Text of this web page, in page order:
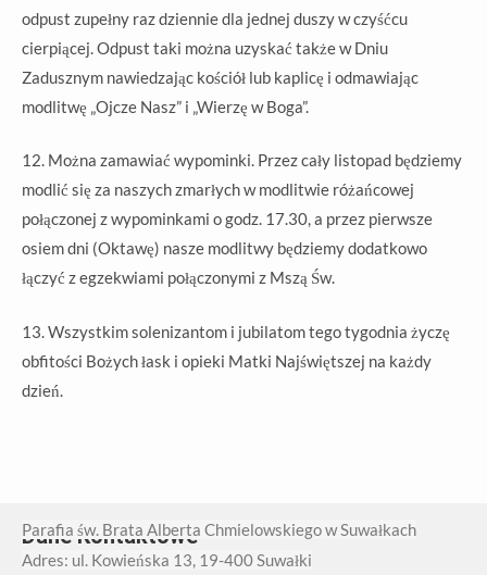
odpust zupełny raz dziennie dla jednej duszy w czyśćcu
cierpiącej. Odpust taki można uzyskać także w Dniu
Zadusznym nawiedzając kościół lub kaplicę i odmawiając
modlitwę „Ojcze Nasz” i „Wierzę w Boga”.
12. Można zamawiać wypominki. Przez cały listopad będziemy
modlić się za naszych zmarłych w modlitwie różańcowej
połączonej z wypominkami o godz. 17.30, a przez pierwsze
osiem dni (Oktawę) nasze modlitwy będziemy dodatkowo
łączyć z egzekwiami połączonymi z Mszą Św.
13. Wszystkim solenizantom i jubilatom tego tygodnia życzę
obfitości Bożych łask i opieki Matki Najświętszej na każdy
dzień.
Dane Kontaktowe
Parafia św. Brata Alberta Chmielowskiego w Suwałkach
Adres: ul. Kowieńska 13, 19-400 Suwałki